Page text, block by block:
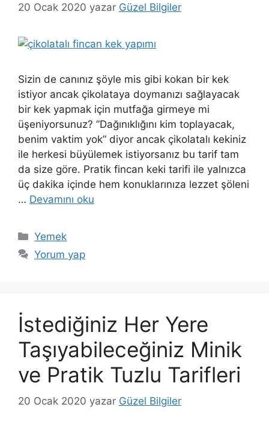
20 Ocak 2020 yazar Güzel Bilgiler
Sizin de canınız şöyle mis gibi kokan bir kek
istiyor ancak çikolataya doymanızı sağlayacak
bir kek yapmak için mutfağa girmeye mi
üşeniyorsunuz? ”Dağınıklığını kim toplayacak,
benim vaktim yok” diyor ancak çikolatalı kekiniz
ile herkesi büyülemek istiyorsanız bu tarif tam
da size göre. Pratik fincan keki tarifi ile yalnızca
üç dakika içinde hem konuklarınıza lezzet şöleni
… Devamını oku
Kategoriler
Yemek
Yorum yap
İstediğiniz Her Yere
Taşıyabileceğiniz Minik
ve Pratik Tuzlu Tarifleri
20 Ocak 2020 yazar Güzel Bilgiler